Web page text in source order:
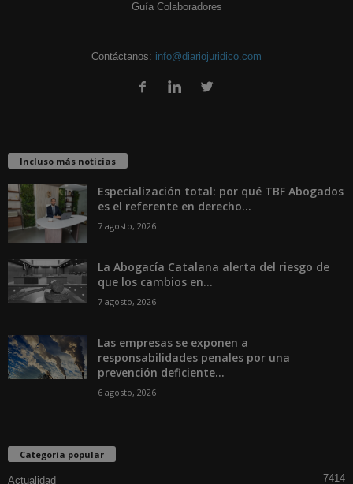
Guía Colaboradores
Contáctanos: info@diariojuridico.com
Incluso más noticias
Especialización total: por qué TBF Abogados
es el referente en derecho...
7 agosto, 2026
La Abogacía Catalana alerta del riesgo de
que los cambios en...
7 agosto, 2026
Las empresas se exponen a
responsabilidades penales por una
prevención deficiente...
6 agosto, 2026
Categoría popular
Actualidad 7414